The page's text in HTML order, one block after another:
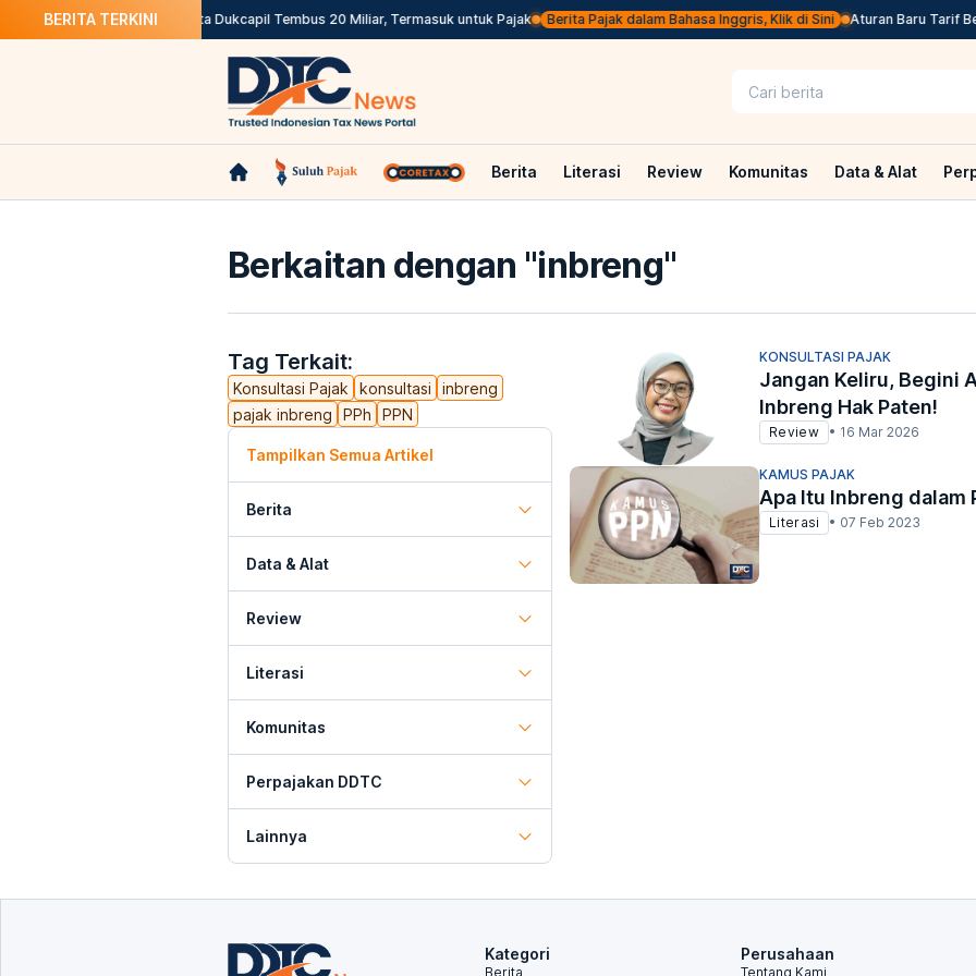
BERITA TERKINI
Layanan Impor Akses Data Dukcapil Tembus 20 Miliar, Termasuk untuk Pajak Berita Pajak dalam Bahasa Inggris, Klik di Sini Aturan Baru Tarif
Berita Literasi Review Komunitas Data & Alat
Berkaitan dengan "inbreng"
Tag Terkait:
Konsultasi Pajak konsultasi
inbreng
pajak inbreng
PPh PPN
Tampilkan Semua Artikel
Berita
Data & Alat
Review
Literasi
Komunitas
Perpajakan DDTC
Lainnya
KONSULTASI PAJAK
Jangan Keliru, Begini
Inbreng Hak Paten!
Review • 16 Mar 2026
KAMUS PAJAK
Apa Itu Inbreng dalam
Literasi • 07 Feb 2023
Kategori
Berita
Perusahaan
Tentang Kami